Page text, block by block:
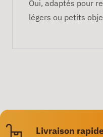
Oui, adaptés pour
légers ou petits
Livraison